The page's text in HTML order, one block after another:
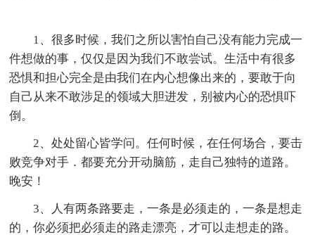
1、很多时候，我们之所以害怕自己没有能力完成一
件想做的事，仅仅是因为我们不敢尝试。生活中有很多
恐惧和担心完全是由我们在内心想像出来的，要敢于向
自己从来不敢涉足的领域大胆进发，别被内心的恐惧吓
倒。
2、处处留心皆学问。任何时候，在任何场合，要击
败竞争对手．都要充分开动脑筋，走自己独特的道路。
晚安！
3、人有两条路要走，一条是必须走的，一条是想走
的，你必须把必须走的路走漂亮，才可以走想走的路。